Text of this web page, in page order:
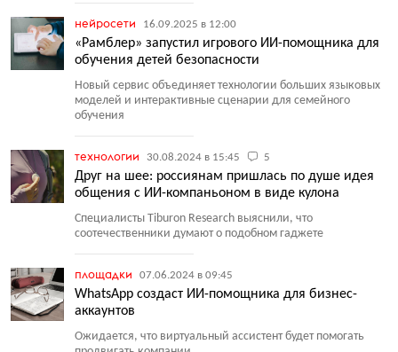
нейросети 16.09.2025 в 12:00
«Рамблер» запустил игрового ИИ-помощника для
обучения детей безопасности
Новый сервис объединяет технологии больших языковых
моделей и интерактивные сценарии для семейного
обучения
технологии 30.08.2024 в 15:45 5
Друг на шее: россиянам пришлась по душе идея
общения с ИИ-компаньоном в виде кулона
Специалисты Tiburon Research выяснили, что
соотечественники думают о подобном гаджете
площадки 07.06.2024 в 09:45
WhatsApp создаст ИИ-помощника для бизнес-
аккаунтов
Ожидается, что виртуальный ассистент будет помогать